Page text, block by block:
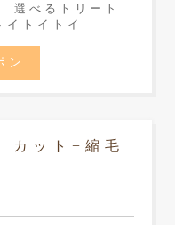
べるトリート
トイトイ
ン
カット+縮毛